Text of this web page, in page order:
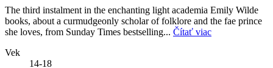
The third instalment in the enchanting light academia Emily Wilde
books, about a curmudgeonly scholar of folklore and the fae prince
she loves, from Sunday Times bestselling... Čítať viac
Vek
14-18